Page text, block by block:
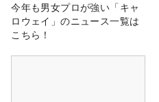
今年も男女プロが強い「キャ
ロウェイ」のニュース一覧は
こちら！